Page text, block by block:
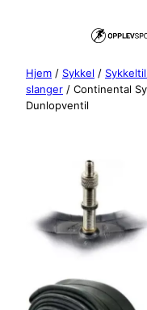
Hjem / Sykkel /
slanger / Continental
Dunlopventil